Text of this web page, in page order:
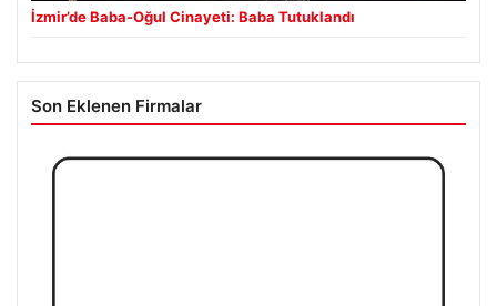
İzmir’de Baba-Oğul Cinayeti: Baba Tutuklandı
Son Eklenen Firmalar